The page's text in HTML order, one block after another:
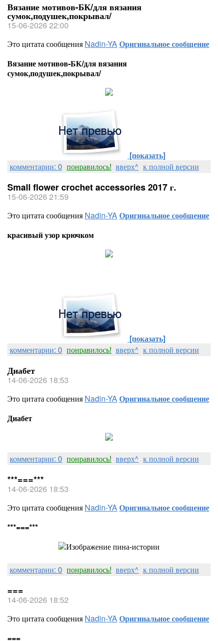
Вязание мотивов-БК/для вязания
сумок,подушек,покрывал/
15-06-2026 22:00
Это цитата сообщения Nadin-YAОригинальное сообщение
Вязание мотивов-БК/для вязания
сумок,подушек,покрывал/
[показать]
комментарии: 0 понравилось! вверх^ к полной версии
Small flower crochet accessories 2017 г.
15-06-2026 21:59
Это цитата сообщения Nadin-YAОригинальное сообщение
красивый узор крючком
[показать]
комментарии: 0 понравилось! вверх^ к полной версии
Диабет
14-06-2026 18:53
Это цитата сообщения Nadin-YAОригинальное сообщение
Диабет
комментарии: 0 понравилось! вверх^ к полной версии
***===***
14-06-2026 18:53
Это цитата сообщения Nadin-YAОригинальное сообщение
***===***
комментарии: 0 понравилось! вверх^ к полной версии
===
14-06-2026 18:52
Это цитата сообщения Nadin-YAОригинальное сообщение
===